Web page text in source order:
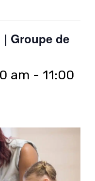
Groupe de
am - 11:00